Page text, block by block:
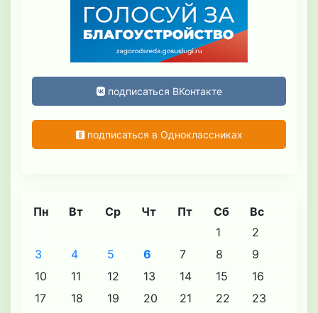
подписаться ВКонтакте
подписаться в Одноклассниках
Пн Вт Ср Чт Пт Сб Вс
1
2
3
4 5 6 7 8
9
10
11 12 13 14 15
16
17
18 19 20 21 22
23